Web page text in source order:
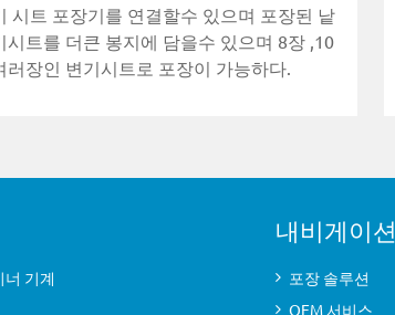
시트 포장기를 연결할수 있으며 포장된 낱
시트를 더큰 봉지에 담을수 있으며 8장 ,10
러장인 변기시트로 포장이 가능하다.
기계
내비게이션
포장 솔루션
OEM 서비스